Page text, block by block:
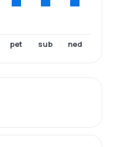
pet sub ned